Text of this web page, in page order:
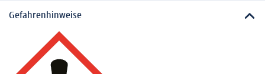
Gefahrenhinweise